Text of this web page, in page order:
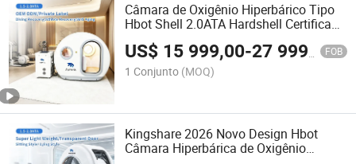
Câmara de Oxigênio Hiperbárico Tipo
Hbot Shell 2.0ATA Hardshell Certificado
CE Ukca Preço por Atacado
US$ 15 999,00-27 999,00 FOB
1 Conjunto (MOQ)
Kingshare 2026 Novo Design Hbot
Câmara Hiperbárica de Oxigênio